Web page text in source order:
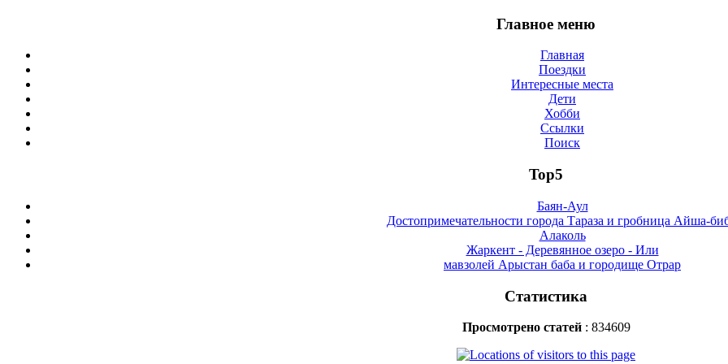
Главное меню
Главная
Поездки
Интересные места
Дети
Хобби
Ссылки
Поиск
Top5
Баян-Аул
Достопримечательности города Тараза и гробница Айша-
Алаколь
Жаркент - Деревянное озеро - Или
мавзолей Арыстан баба и городище Отрар
Статистика
Просмотрено статей: 834609